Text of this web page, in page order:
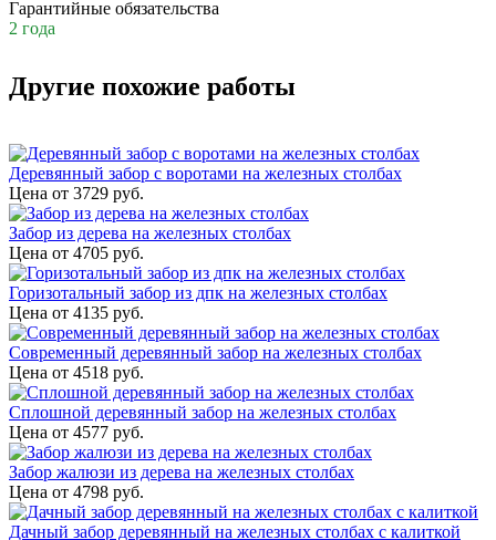
Гарантийные обязательства
2 года
Другие похожие работы
Деревянный забор с воротами на железных столбах
Цена от 3729 руб.
Забор из дерева на железных столбах
Цена от 4705 руб.
Горизотальный забор из дпк на железных столбах
Цена от 4135 руб.
Современный деревянный забор на железных столбах
Цена от 4518 руб.
Сплошной деревянный забор на железных столбах
Цена от 4577 руб.
Забор жалюзи из дерева на железных столбах
Цена от 4798 руб.
Дачный забор деревянный на железных столбах с калиткой